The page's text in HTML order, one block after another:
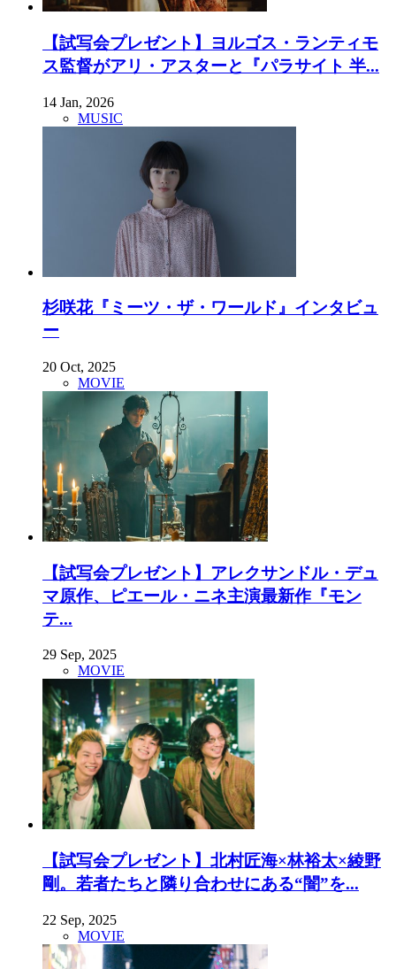
【試写会プレゼント】ヨルゴス・ランティモ
ス監督がアリ・アスターと『パラサイト 半...
14 Jan, 2026
MUSIC
杉咲花『ミーツ・ザ・ワールド』インタビュ
ー
20 Oct, 2025
MOVIE
【試写会プレゼント】アレクサンドル・デュ
マ原作、ピエール・ニネ主演最新作『モン
テ...
29 Sep, 2025
MOVIE
【試写会プレゼント】北村匠海×林裕太×綾野
剛。若者たちと隣り合わせにある“闇”を...
22 Sep, 2025
MOVIE